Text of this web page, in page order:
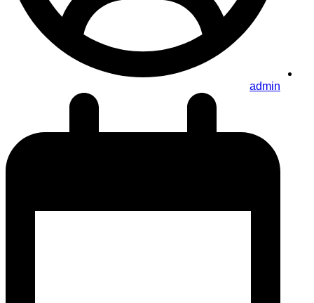
admin